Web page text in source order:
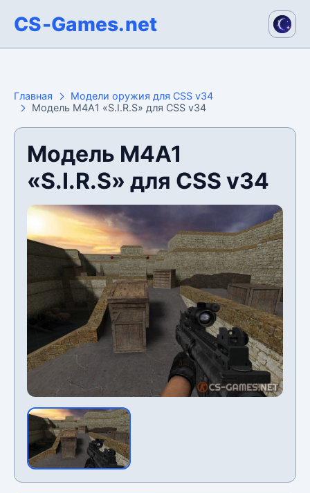
CS-Games.net
Главная
Модели оружия для CSS v34
Модель M4A1 «S.I.R.S» для CSS v34
Модель M4A1
«S.I.R.S» для CSS v34